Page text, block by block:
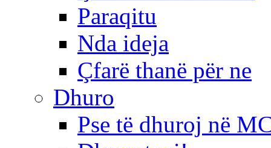
Paraqitu
Nda ideja
Çfarë thanë për ne
Dhuro
Pse të dhuroj në